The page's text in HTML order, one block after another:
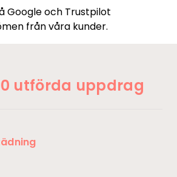
Google och Trustpilot
från våra kunder.
utförda uppdrag